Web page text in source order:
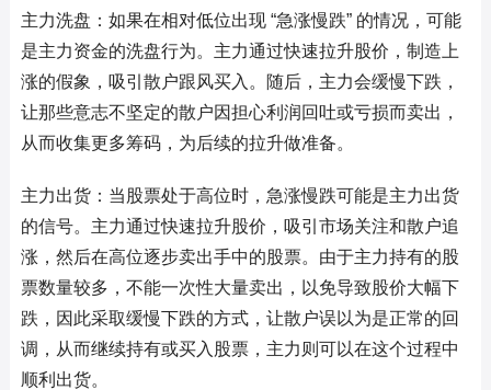
主力洗盘：如果在相对低位出现 “急涨慢跌” 的情况，可能
是主力资金的洗盘行为。主力通过快速拉升股价，制造上
涨的假象，吸引散户跟风买入。随后，主力会缓慢下跌，
让那些意志不坚定的散户因担心利润回吐或亏损而卖出，
从而收集更多筹码，为后续的拉升做准备。
主力出货：当股票处于高位时，急涨慢跌可能是主力出货
的信号。主力通过快速拉升股价，吸引市场关注和散户追
涨，然后在高位逐步卖出手中的股票。由于主力持有的股
票数量较多，不能一次性大量卖出，以免导致股价大幅下
跌，因此采取缓慢下跌的方式，让散户误以为是正常的回
调，从而继续持有或买入股票，主力则可以在这个过程中
顺利出货。